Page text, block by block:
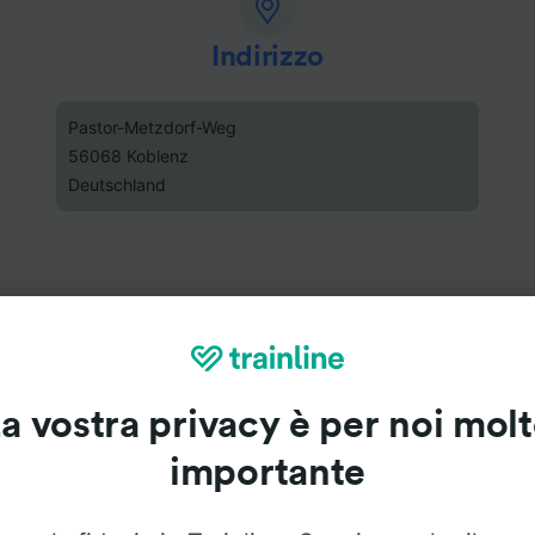
Indirizzo
Pastor-Metzdorf-Weg
56068 Koblenz
Deutschland
vostra privacy è per noi
importante